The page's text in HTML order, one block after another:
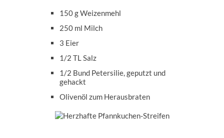
150 g Weizenmehl
250 ml Milch
3 Eier
1/2 TL Salz
1/2 Bund Petersilie, geputzt und
gehackt
Olivenöl zum Herausbraten